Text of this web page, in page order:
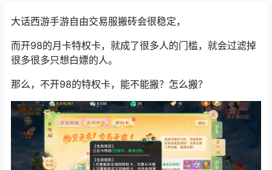
大话西游手游自由交易服搬砖会很稳定，
而开98的月卡特权卡，就成了很多人的门槛，就会过滤掉
很多很多只想白嫖的人。
那么，不开98的特权卡，能不能搬？怎么搬？